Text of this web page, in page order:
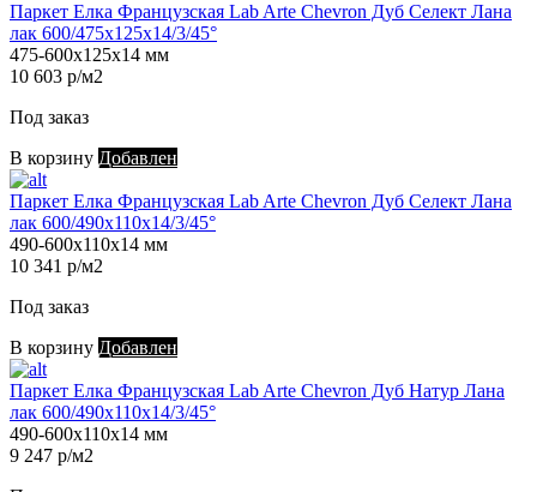
Паркет Елка Французская Lab Arte Chevron Дуб Селект Лана
лак 600/475х125х14/3/45°
475-600х125х14 мм
10 603 р/м2
Под заказ
В корзину Добавлен
Паркет Елка Французская Lab Arte Chevron Дуб Селект Лана
лак 600/490х110х14/3/45°
490-600х110х14 мм
10 341 р/м2
Под заказ
В корзину Добавлен
Паркет Елка Французская Lab Arte Chevron Дуб Натур Лана
лак 600/490х110х14/3/45°
490-600х110х14 мм
9 247 р/м2